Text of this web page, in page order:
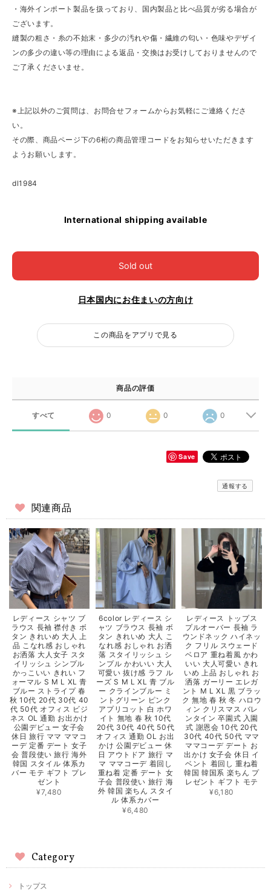
・海外インポート製品を扱っており、国内製品と比べ品質が劣る場合が
ございます。
縫製の粗さ・糸の不始末・多少の汚れや傷・繊維の匂い・色味やデザイ
ンの多少の違い等の理由による返品・交換はお受けしておりませんので
ご了承くださいませ。
※上記以外のご質問は、お問合せフォームからお気軽にご連絡くださ
い。
その際、商品ページ下の6桁の商品管理コードをお知らせいただきます
ようお願いします。
dl1984
International shipping available
Sold out
日本国内にお住まいの方向け
この商品をアプリで見る
商品の評価
すべて 0 0 0
Save
通報する
関連商品
レディース シャツ ブ
ラウス 長袖 襟付き ボ
タン きれいめ 大人 上
品 こなれ感 おしゃれ
お洒落 大人女子 スタ
イリッシュ シンプル
かっこいい きれい フ
ォーマル S M L XL 青
ブルー ストライプ 春
秋 10代 20代 30代 40
代 50代 オフィス ビジ
ネス OL 通勤 お出かけ
公園デビュー 女子会
休日 旅行 ママ ママコ
ーデ 定番 デート 女子
会 普段使い 旅行 海外
韓国 スタイル 体系カ
バー モテ ギフト プレ
ゼント
¥7,480
6color レディース シ
ャツ ブラウス 長袖 ボ
タン きれいめ 大人 こ
なれ感 おしゃれ お洒
落 スタイリッシュ シ
ンプル かわいい 大人
可愛い 抜け感 ラフ ル
ーズ S M L XL 青 ブル
ー クラインブルー ミ
ントグリーン ピンク
アプリコット 白 ホワ
イト 無地 春 秋 10代
20代 30代 40代 50代
オフィス 通勤 OL お出
かけ 公園デビュー 休
日 アウトドア 旅行 マ
マ ママコーデ 着回し
重ね着 定番 デート 女
子会 普段使い 旅行 海
外 韓国 楽ちん スタイ
ル 体系カバー
¥6,480
レディース トップス
プルオーバー 長袖 ラ
ウンドネック ハイネッ
ク フリル スウェード
ベロア 重ね着風 かわ
いい 大人可愛い きれ
いめ 上品 おしゃれ お
洒落 ガーリー エレガ
ント M L XL 黒 ブラッ
ク 無地 春 秋 冬 ハロウ
ィン クリスマス バレ
ンタイン 卒園式 入園
式 謝恩会 10代 20代
30代 40代 50代 ママ
ママコーデ デート お
出かけ 女子会 休日 イ
ベント 着回し 重ね着
韓国 韓国系 楽ちん プ
レゼント ギフト モテ
¥6,180
Category
トップス